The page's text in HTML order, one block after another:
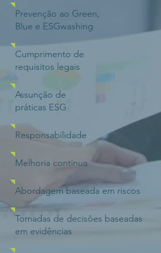
Prevenção ao Green,
Blue e ESGwashing
Cumprimento de
requisitos legais
Assunção de
práticas ESG
Responsabilidade
Melhoria continua
Abordagem baseada em riscos
Tomadas de decisões baseadas
em evidências